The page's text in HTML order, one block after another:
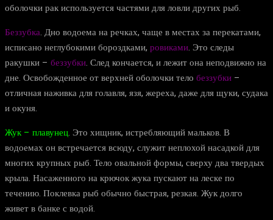
оболочки рак используется частями для ловли других рыб.
Беззубка. Дно водоема на речках, чаще в местах за перекатами,
исписано неглубокими бороздками, ровиками. Это следы
ракушки – беззубки. След кончается, и лежит она неподвижно на
дне. Освобожденное от верхней оболочки тело беззубки –
отличная наживка для голавля, язя, жереха, даже для щуки, судака
и окуня.
Жук – плавунец. Это хищник, истребляющий мальков. В
водоемах он встречается всюду, служит неплохой насадкой для
многих крупных рыб. Тело овальной формы, сверху два твердых
крыла. Насаженного на крючок жука пускают на леске по
течению. Поклевка рыб обычно быстрая, резкая. Жук долго
живет в банке с водой.